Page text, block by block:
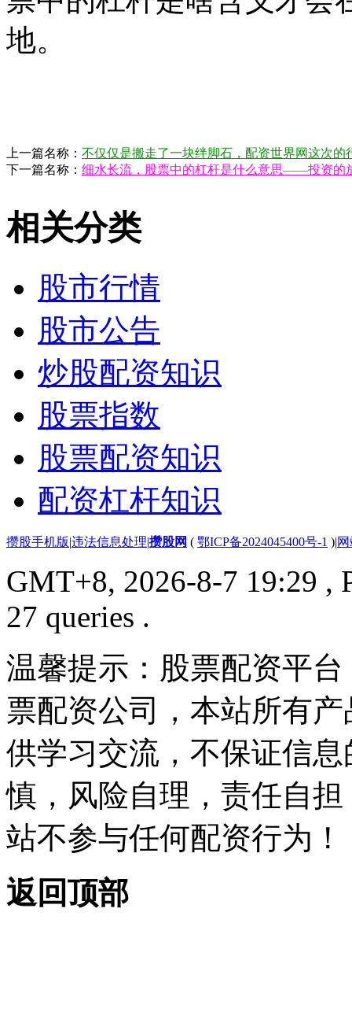
地。
上一篇名称： 不仅仅是搬走了一块绊脚石，配资世界网这次的
下一篇名称： 细水长流，股票中的杠杆是什么意思——投资的
相关分类
股市行情
股市公告
炒股配资知识
股票指数
股票配资知识
配资杠杆知识
攒股手机版|违法信息处理|攒股网 ( 鄂ICP备2024045400号-1 )|
GMT+8, 2026-8-7 19:29 ,
27 queries .
温馨提示：股票配资平
票配资公司，本站所有
供学习交流，不保证信
慎，风险自理，责任自
站不参与任何配资行为！
返回顶部